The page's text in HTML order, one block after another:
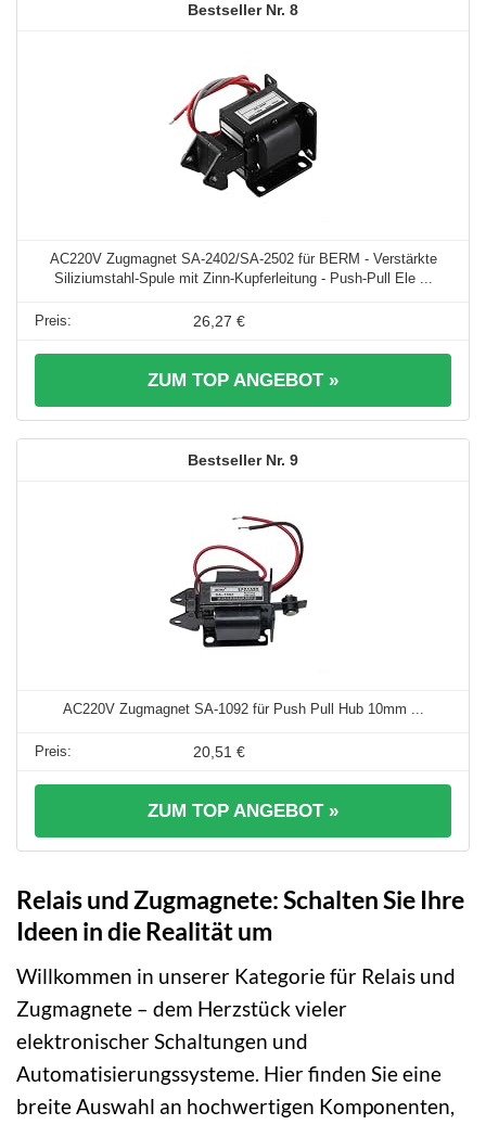
8
AC220V Zugmagnet SA-2402/SA-2502 für BERM - Verstärkte
Siliziumstahl-Spule mit Zinn-Kupferleitung - Push-Pull Ele ...
26,27 €
ZUM TOP ANGEBOT »
9
AC220V Zugmagnet SA-1092 für Push Pull Hub 10mm ...
20,51 €
ZUM TOP ANGEBOT »
Relais und Zugmagnete: Schalten Sie Ihre
Ideen in die Realität um
Willkommen in unserer Kategorie für Relais und
Zugmagnete – dem Herzstück vieler
elektronischer Schaltungen und
Automatisierungssysteme. Hier finden Sie eine
breite Auswahl an hochwertigen Komponenten,